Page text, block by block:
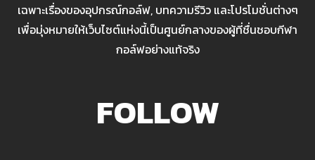
เฉพาะเรื่องของอุปกรณ์กอล์ฟ, บทความรีวิว และโปรโมชั่นต่างๆ
เพื่อมุ่งหมายให้เว็บไซต์แห่งนี้เป็นศูนย์กลางของผู้ที่ชื่นชอบกีฬา
กอล์ฟอย่างแท้จริง
FOLLOW